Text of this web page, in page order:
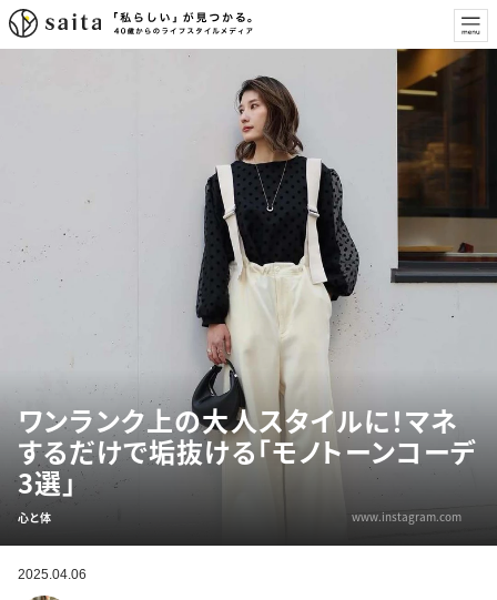
ワンランク上の大人スタイルに！マネ
するだけで垢抜ける「モノトーンコーデ
3選」
心と体 www.instagram.com
2025.04.06